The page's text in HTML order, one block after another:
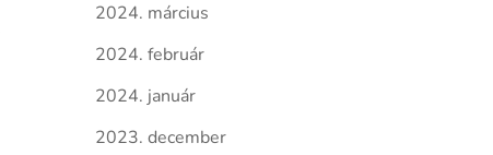
2024. március
2024. február
2024. január
2023. december